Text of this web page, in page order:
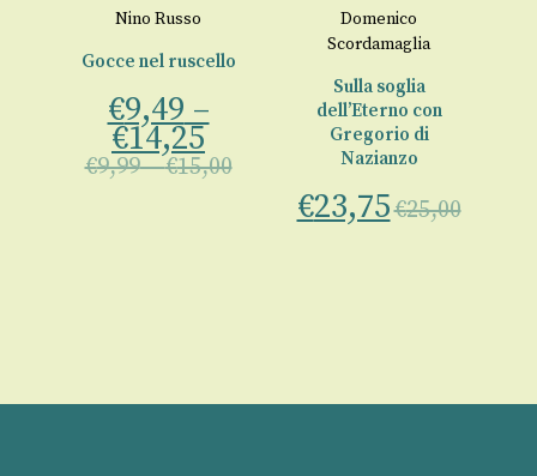
Nino Russo
Gocce nel ruscello
€9,49 –
€14,25
€9,99–€15,00
Domenico
Scordamaglia
Sulla soglia
dell’Eterno con
Gregorio di
Nazianzo
€23,75€25,00